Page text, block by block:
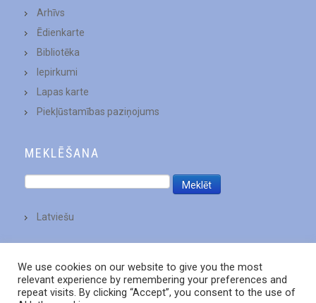
Arhīvs
Ēdienkarte
Bibliotēka
Iepirkumi
Lapas karte
Piekļūstamības paziņojums
MEKLĒŠANA
Latviešu
We use cookies on our website to give you the most
relevant experience by remembering your preferences and
repeat visits. By clicking “Accept”, you consent to the use of